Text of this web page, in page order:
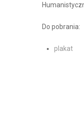
Do pobrania:
plakat